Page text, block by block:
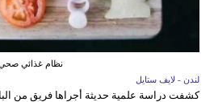
نظام غذائي
لندن - لايف ستايل
كشفت دراسة علمية حديثة أجراها فريق من